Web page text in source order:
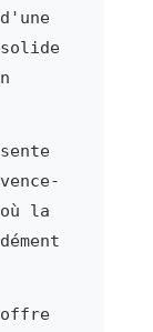
la
offre